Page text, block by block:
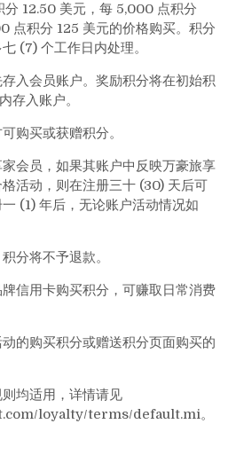
12.50 美元，每 5,000 点积分
点积分 125 美元的价格购买。积分
(7) 个工作日内处理。
入会员账户。奖励积分将在初始积
存入账户。
购买或获赠积分。
会员，如果其账户中反映万豪旅享
活动，则在注册三十 (30) 天后可
(1) 年后，无论账户活动情况如
分将不予退款。
信用卡购买积分，可赚取日常消费
的购买积分或赠送积分页面购买的
均适用，详情请见
loyalty/terms/default.mi。